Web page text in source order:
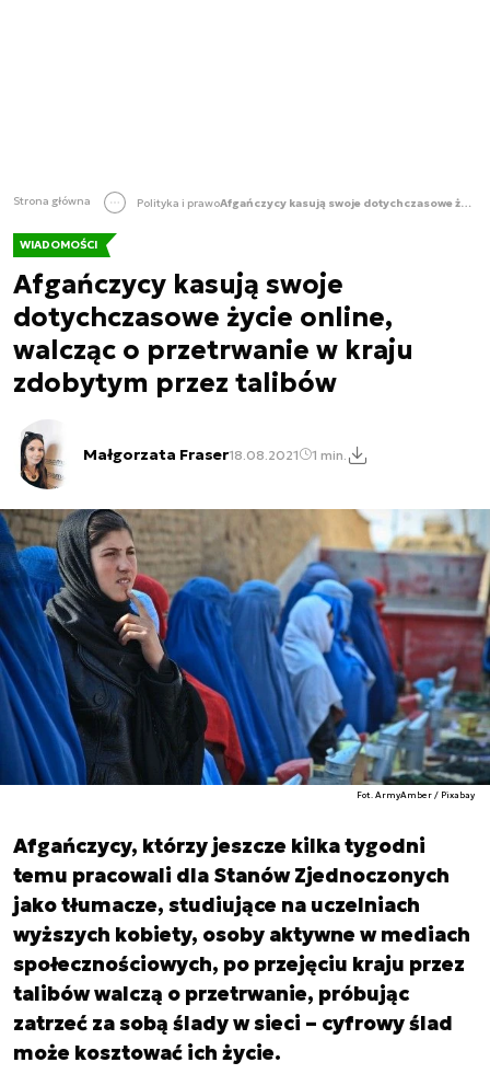
Strona główna Polityka i prawo Afgańczycy kasują swoje dotychczasowe życie online, walcząc o przetrwanie w kraju zdobytym przez talibów
WIADOMOŚCI
Afgańczycy kasują swoje
dotychczasowe życie online,
walcząc o przetrwanie w kraju
zdobytym przez talibów
Małgorzata Fraser18.08.2021 1 min.
Fot. ArmyAmber / Pixabay
Afgańczycy, którzy jeszcze kilka tygodni
temu pracowali dla Stanów Zjednoczonych
jako tłumacze, studiujące na uczelniach
wyższych kobiety, osoby aktywne w mediach
społecznościowych, po przejęciu kraju przez
talibów walczą o przetrwanie, próbując
zatrzeć za sobą ślady w sieci – cyfrowy ślad
może kosztować ich życie.